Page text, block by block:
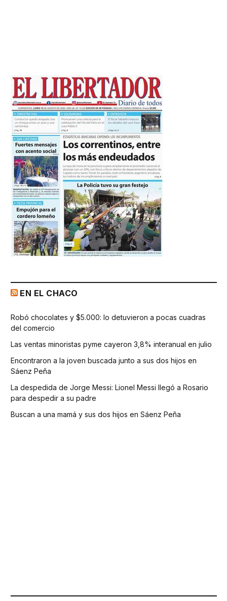
EN EL CHACO
Robó chocolates y $5.000: lo detuvieron a pocas cuadras
del comercio
Las ventas minoristas pyme cayeron 3,8% interanual en julio
Encontraron a la joven buscada junto a sus dos hijos en
Sáenz Peña
La despedida de Jorge Messi: Lionel Messi llegó a Rosario
para despedir a su padre
Buscan a una mamá y sus dos hijos en Sáenz Peña